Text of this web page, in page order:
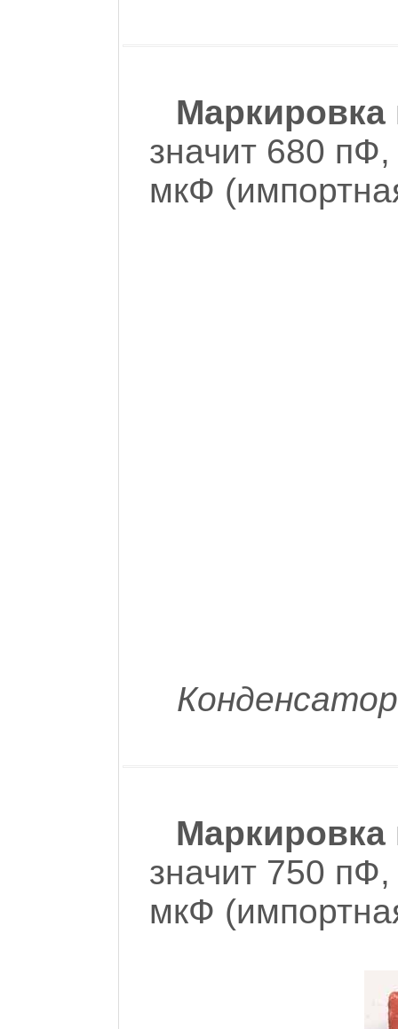
Маркировка
значит 680
мкФ
Маркировка
значит 750
мкФ